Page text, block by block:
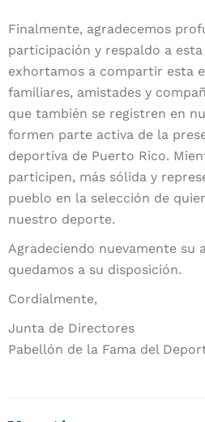
Finalmente, agradecemos
participación y respaldo a
exhortamos a compartir esta
familiares, amistades y
que también se registren en
formen parte activa de la
deportiva de Puerto Rico.
participen, más sólida y
pueblo en la selección de
nuestro deporte.
Agradeciendo nuevamente su
quedamos a su disposición.
Cordialmente,
Junta de Directores
Pabellón de la Fama del